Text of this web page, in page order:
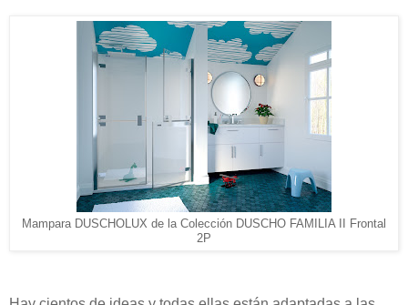
Mampara DUSCHOLUX de la Colección DUSCHO FAMILIA II Frontal
2P